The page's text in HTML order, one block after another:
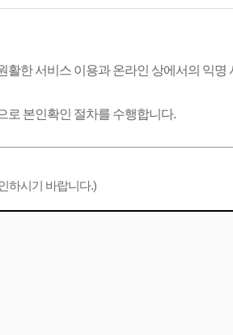
한 서비스 이용과 온라인 상에서의 익
로 본인확인 절차를 수행합니다.
하시기 바랍니다.)